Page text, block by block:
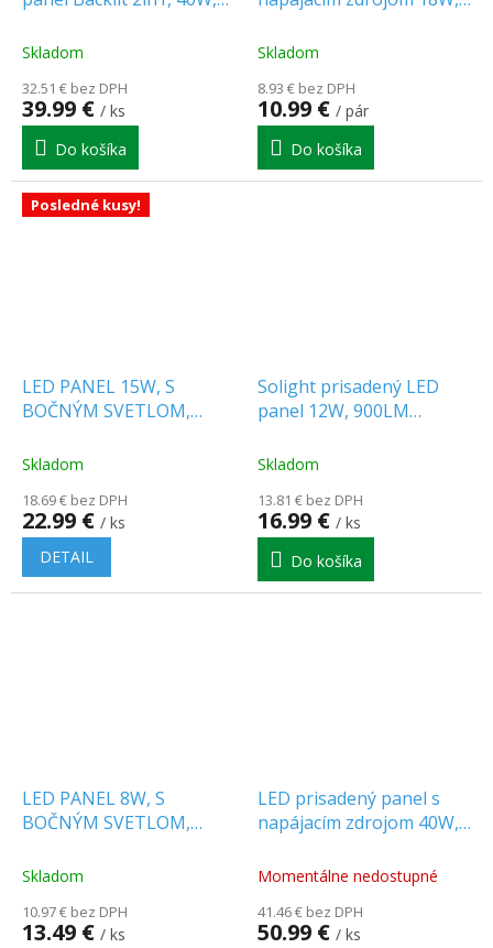
čierny [203952]
Skladom
32.51 € bez DPH
39.99 € / ks
Do košíka
štvorec, 1+1 zadarmo!
Skladom
8.93 € bez DPH
10.99 € / pár
Do košíka
Posledné kusy!
LED PANEL 15W, S
BOČNÝM SVETLOM,
Skladom
18.69 € bez DPH
22.99 € / ks
DETAIL
Solight prisadený LED
panel 12W, 900LM
ČIERNY [WD171-B]
Skladom
13.81 € bez DPH
16.99 € / ks
Do košíka
LED PANEL 8W, S
BOČNÝM SVETLOM,
Skladom
10.97 € bez DPH
13.49 € / ks
LED prisadený panel s
napájacím zdrojom 40W,
Momentálne nedostupné
41.46 € bez DPH
50.99 € / ks